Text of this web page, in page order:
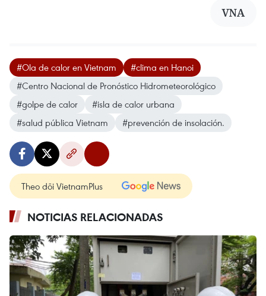
VNA
#Ola de calor en Vietnam
#clima en Hanoi
#Centro Nacional de Pronóstico Hidrometeorológico
#golpe de calor
#isla de calor urbana
#salud pública Vietnam
#prevención de insolación.
Theo dõi VietnamPlus
NOTICIAS RELACIONADAS